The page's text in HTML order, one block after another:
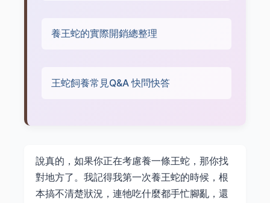
養王蛇的實際開銷總整理
王蛇飼養常見Q&A 快問快答
說真的，如果你正在考慮養一條王蛇，那你找
對地方了。我記得我第一次養王蛇的時候，根
本搞不清楚狀況，連牠吃什麼都手忙腳亂，還